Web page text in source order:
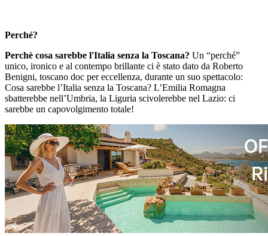
Perché?
Perchè cosa sarebbe l'Italia senza la Toscana? Un “perché”
unico, ironico e al contempo brillante ci è stato dato da Roberto
Benigni, toscano doc per eccellenza, durante un suo spettacolo:
Cosa sarebbe l’Italia senza la Toscana? L’Emilia Romagna
sbatterebbe nell’Umbria, la Liguria scivolerebbe nel Lazio: ci
sarebbe un capovolgimento totale!